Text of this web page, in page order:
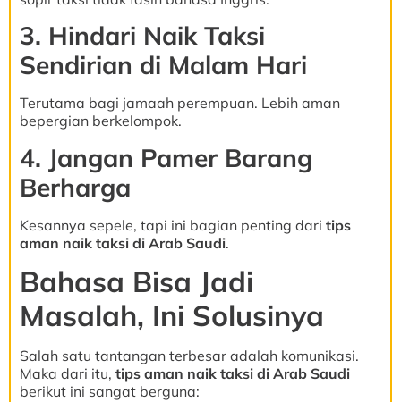
3. Hindari Naik Taksi
Sendirian di Malam Hari
Terutama bagi jamaah perempuan. Lebih aman
bepergian berkelompok.
4. Jangan Pamer Barang
Berharga
Kesannya sepele, tapi ini bagian penting dari tips
aman naik taksi di Arab Saudi.
Bahasa Bisa Jadi
Masalah, Ini Solusinya
Salah satu tantangan terbesar adalah komunikasi.
Maka dari itu, tips aman naik taksi di Arab Saudi
berikut ini sangat berguna: